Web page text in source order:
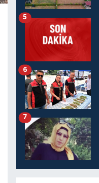
5
6
7